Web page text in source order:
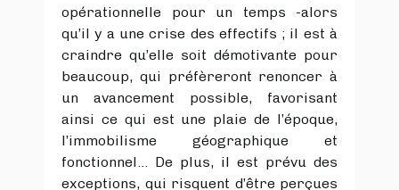
opérationnelle pour un temps -alors
qu’il y a une crise des effectifs ; il est à
craindre qu’elle soit démotivante pour
beaucoup, qui préfèreront renoncer à
un avancement possible, favorisant
ainsi ce qui est une plaie de l’époque,
l’immobilisme géographique et
fonctionnel… De plus, il est prévu des
exceptions, qui risquent d’être perçues